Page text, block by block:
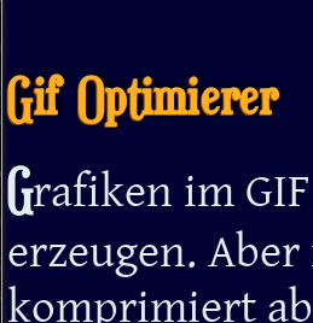
Gif Optimierer
Grafiken im
erzeugen.
komprimiert